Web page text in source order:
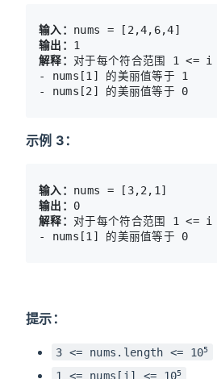
输入：
输出：
解释： 对于每个符合范围 1
- nums[1] 的美丽值等于 1
示例 3：
输入：
输出：
解释： 对于每个符合范围 1
提示：
3 <= nums.length <= 105
1 <= nums[i] <= 105